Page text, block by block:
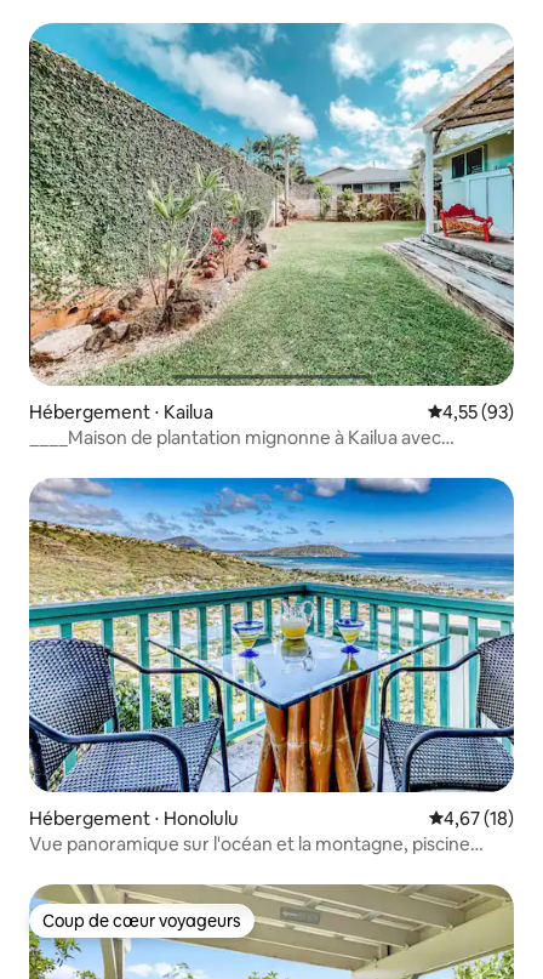
Hébergement ⋅ Kailua Évaluation
4,55 (93)
____Maison de plantation mignonne à Kailua avec
Hébergement ⋅ Honolulu Évaluation
4,67 (18)
Vue panoramique sur l'océan et la montagne, piscine
Coup de cœur voyageurs
Coup de cœur voyageurs